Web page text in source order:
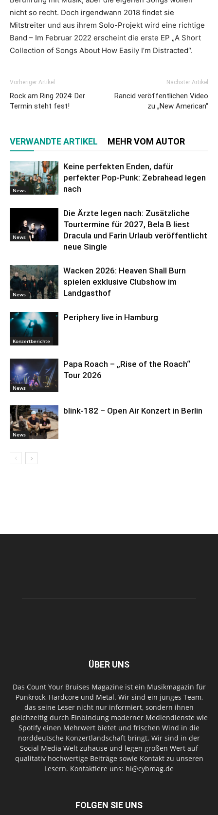
nicht so recht. Doch irgendwann 2018 findet sie
Mitstreiter und aus ihrem Solo-Projekt wird eine richtige
Band – Im Februar 2022 erscheint die erste EP „A Short
Collection of Songs About How Easily I’m Distracted“.
Vorheriger Artikel
Rock am Ring 2024: Der
Termin steht fest!
Nächster Artikel
Rancid veröffentlichen Video
zu „New American“
VERWANDTE ARTIKEL MEHR VOM AUTOR
News
Keine perfekten Enden, dafür
perfekter Pop-Punk: Zebrahead legen
nach
News
Die Ärzte legen nach: Zusätzliche
Tourtermine für 2027, Bela B liest
Dracula und Farin Urlaub veröffentlicht
neue Single
News
Wacken 2026: Heaven Shall Burn
spielen exklusive Clubshow im
Landgasthof
Konzertberichte
Periphery live in Hamburg
News
Papa Roach – „Rise of the Roach“
Tour 2026
News
blink-182 – Open Air Konzert in Berlin
ÜBER UNS
Das Count Your Bruises Magazine ist ein Musikmagazin für
Punkrock, Hardcore und Metal. Wir sind ein junges Team,
das seine Leser nicht nur informiert, sondern ihnen
gleichzeitig durch Einbindung moderner Mediendienste wie
Spotify einen Mehrwert bietet und frischen Wind in die
norddeutsche Konzertlandschaft bringt. Wir sind in der
Social Media Welt zuhause und legen großen Wert auf
qualitativ hochwertige Beiträge sowie Kontakt zu unseren
Lesern. Kontaktiere uns: hi@cybmag.de
FOLGEN SIE UNS